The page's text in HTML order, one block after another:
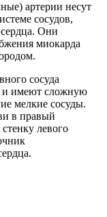
артерии несут
сосудов,
Они
миокарда
сосуда
и имеют сложную
мелкие сосуды.
в правый
левого